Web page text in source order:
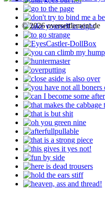
© 2026 oversettlement.de